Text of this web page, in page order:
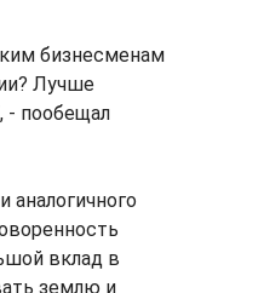
бизнесменам
Лучше
- пообещал
аналогичного
вклад в
землю и